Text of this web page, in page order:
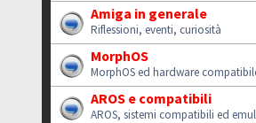
Amiga in generale
Riflessioni, eventi, curiosità
MorphOS
MorphOS ed hardware
AROS e compatibili
AROS, sistemi compatibili ed